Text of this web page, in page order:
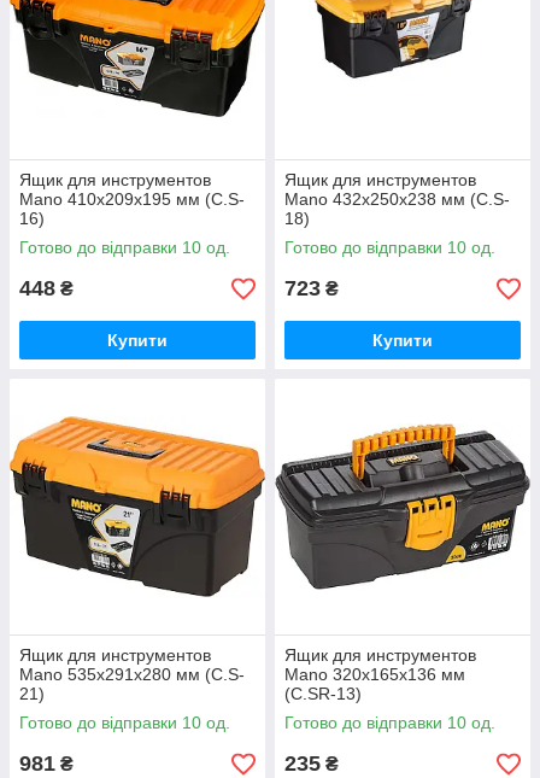
Ящик для инструментов
Mano 410x209x195 мм (C.S-
16)
Готово до відправки 10 од.
448 ₴
Купити
Ящик для инструментов
Mano 432x250x238 мм (C.S-
18)
Готово до відправки 10 од.
723 ₴
Купити
Ящик для инструментов
Mano 535x291x280 мм (C.S-
21)
Готово до відправки 10 од.
981 ₴
Ящик для инструментов
Mano 320x165x136 мм
(C.SR-13)
Готово до відправки 10 од.
235 ₴